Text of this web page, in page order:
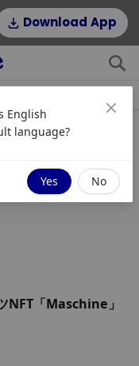
Download App
年 6 月
NFT「Maschine」
English
language?
Yes No